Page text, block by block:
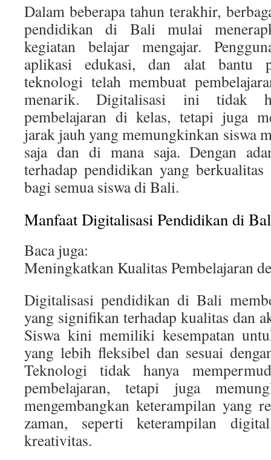
Dalam beberapa tahun terakhir,
pendidikan di Bali mulai
kegiatan belajar mengajar.
aplikasi edukasi, dan alat bantu
teknologi telah membuat
menarik. Digitalisasi ini tidak
pembelajaran di kelas, tetapi juga
jarak jauh yang memungkinkan siswa
saja dan di mana saja. Dengan
terhadap pendidikan yang
bagi semua siswa di Bali.
Manfaat Digitalisasi Pendidikan di
Baca juga:
Meningkatkan Kualitas Pembelajaran
Digitalisasi pendidikan di Bali
yang signifikan terhadap kualitas dan
Siswa kini memiliki kesempatan
yang lebih fleksibel dan sesuai
Teknologi tidak hanya
pembelajaran, tetapi juga
mengembangkan keterampilan yang
zaman, seperti keterampilan
kreativitas.